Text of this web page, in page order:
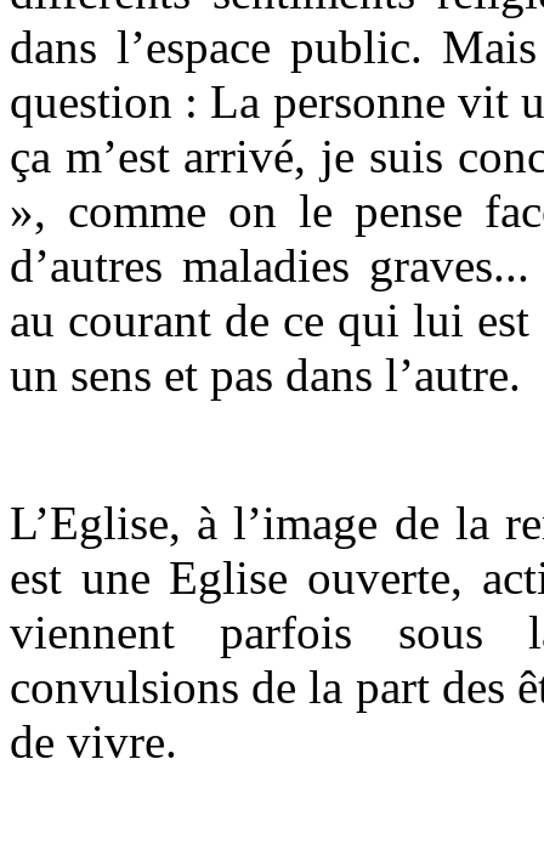
dans l’espace public.
question : La personne vit
ça m’est arrivé, je suis
», comme on le pense
d’autres maladies
au courant de ce qui lui
un sens et pas dans l’autre.
L’Eglise, à l’image de la
est une Eglise ouverte,
viennent parfois sous
convulsions de la part des
de vivre.